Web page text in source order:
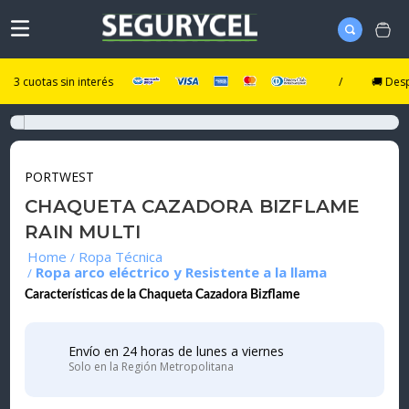
sin interés 🚚
PORTWEST
CHAQUETA CAZADORA BIZFLAME
RAIN MULTI
Ropa Técnica
Ropa arco eléctrico y Resistente a la llama
Características de la Chaqueta Cazadora Bizflame
Envío en 24 horas de lunes a viernes
Solo en la Región Metropolitana